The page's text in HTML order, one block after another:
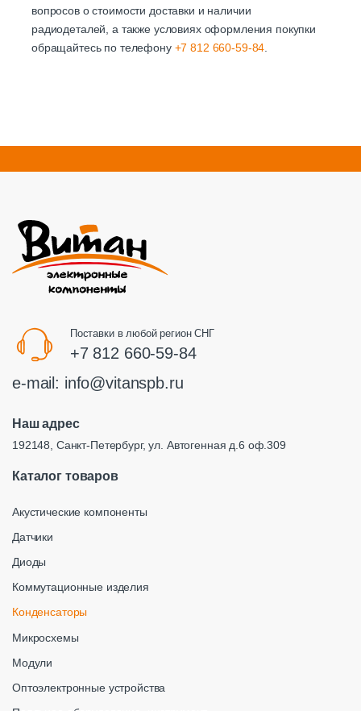
вопросов о стоимости доставки и наличии
радиодеталей, а также условиях оформления покупки
обращайтесь по телефону +7 812 660-59-84.
Поставки в любой регион СНГ
+7 812 660-59-84
e-mail: info@vitanspb.ru
Наш адрес
192148, Санкт-Петербург, ул. Автогенная д.6 оф.309
Каталог товаров
Акустические компоненты
Датчики
Диоды
Коммутационные изделия
Конденсаторы
Микросхемы
Модули
Оптоэлектронные устройства